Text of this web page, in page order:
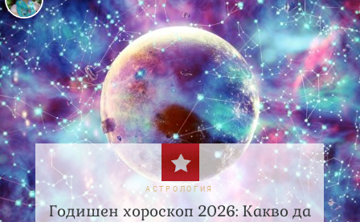
АСТРОЛОГИЯ
Годишен хороскоп 2026: Какво да